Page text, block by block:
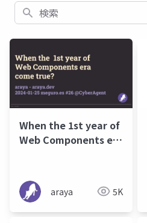
検索
When the 1st year of
Web Components era
araya 5K